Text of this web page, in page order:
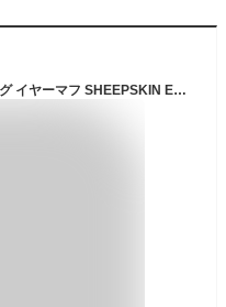
【正規ボックス付】選べる5色 UGG アグ イヤーマフ SHEEPSKIN EARMUFF WITH EMBROIDERY 20955 レディース 耳あて シープスキン ボア ファー ロゴ 防寒 ふわふわ あったか ブランド 正規品 新品 送料無料 ギフト プレゼント